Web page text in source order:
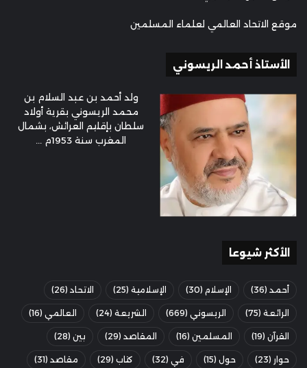
موقع الاتحاد العالمي لعلماء المسلمين
الأستاذ أحمد الريسوني
ولد أحمد بن عبد السلام بن
محمد الريسوني بقرية أولاد
سلطان بإقليم العرائش، بشمال
المغرب سنة 1953م ...
الأكثر شيوعا
أحمد (36) الإسلام (30) الإسلامية (25) الاتحاد (26)
الرائعة (75) الريسوني (669) الشريعة (24) العالمي (16)
القرآن (19) المسلمين (16) المقاصد (29) بين (28)
حوار (23) حول (15) في (32) كتاب (29) مقاصد (31)